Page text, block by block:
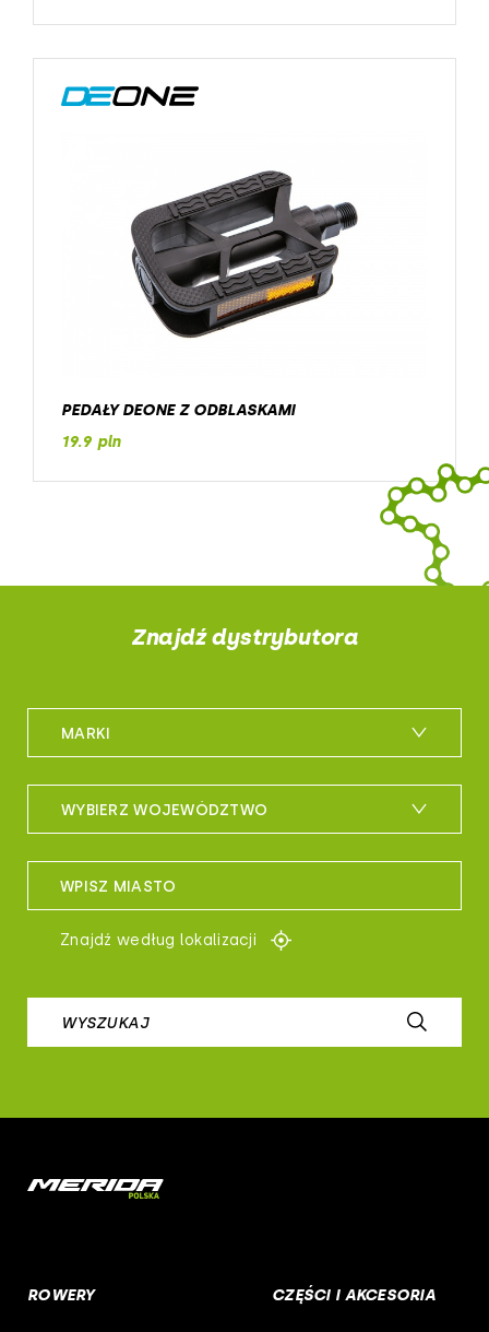
PEDAŁY DEONE Z ODBLASKAMI
19.9 pln
Znajdź dystrybutora
MARKI
m_bike
maxxis
sportful
controltech
airborne
cst
WYBIERZ WOJEWÓDZTWO
woj. dolnośląskie
woj. kujawsko-pomorskie
woj. opolskie
woj. podlaskie
WPISZ MIASTO
Znajdź według lokalizacji
WYSZUKAJ
ROWERY CZĘŚCI I AKCESORIA